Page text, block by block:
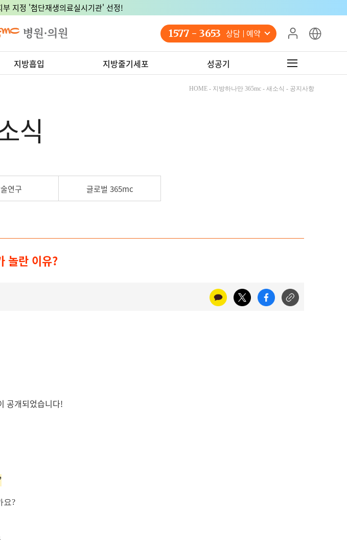
지정 '첨단재생의료실시기관' 선정!
1577 - 3653 상담 예약
지방흡입 지방줄기세포 성공기
HOME - 지방하나만 365mc - 새소식 - 공지사항
식
연구 글로벌 365mc
놀란 이유?
공개되었습니다!
요?